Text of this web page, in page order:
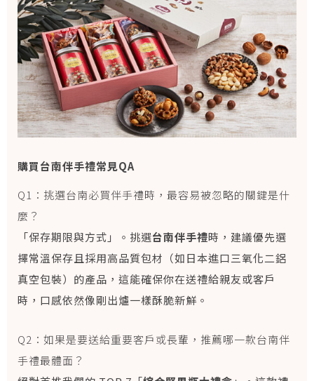
購買台南伴手禮常見QA
Q1：挑選台南必買伴手禮時，最容易被忽略的關鍵是什
麼？
「保存期限與方式」。挑選台南伴手禮時，建議優先選
擇常溫保存且採用高品質包材（如日本進口三氧化二鋁
真空包裝）的產品，這能確保你在送禮給親友或客戶
時，口感依然像剛出爐一樣酥脆新鮮。
Q2：如果是要送給重要客戶或長輩，推薦哪一款台南伴
手禮最體面？